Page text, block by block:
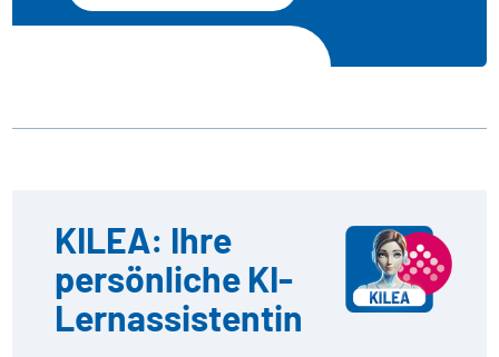
KILEA: Ihre
persönliche KI-
Lernassistentin